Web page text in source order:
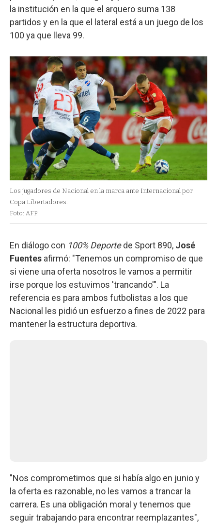
la institución en la que el arquero suma 138
partidos y en la que el lateral está a un juego de los
100 ya que lleva 99.
Los jugadores de Nacional en la marca ante Internacional por
Copa Libertadores.
Foto: AFP.
En diálogo con 100% Deportede Sport 890, José
Fuentes afirmó: "Tenemos un compromiso de que
si viene una oferta nosotros le vamos a permitir
irse porque los estuvimos 'trancando'". La
referencia es para ambos futbolistas a los que
Nacional les pidió un esfuerzo a fines de 2022 para
mantener la estructura deportiva.
"Nos comprometimos que si había algo en junio y
la oferta es razonable, no les vamos a trancar la
carrera. Es una obligación moral y tenemos que
seguir trabajando para encontrar reemplazantes",